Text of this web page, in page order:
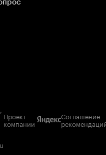
Проект
компании
Соглашение